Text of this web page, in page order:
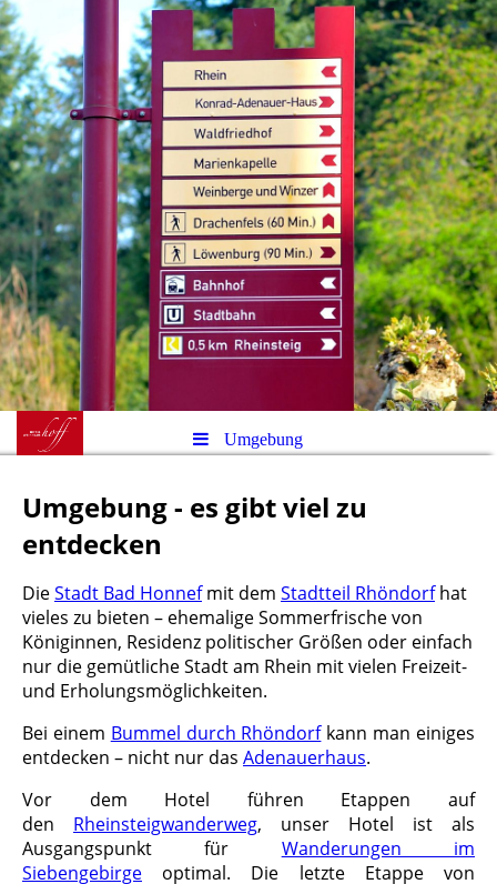
Umgebung
Umgebung - es gibt viel zu
entdecken
DieStadt Bad Honnefmit dem Stadtteil Rhöndorfhat
vieles zu bieten – ehemalige Sommerfrische von
Königinnen, Residenz politischer Größen oder einfach
nur die gemütliche Stadt am Rhein mit vielen Freizeit-
und Erholungsmöglichkeiten.
Bei einem Bummel durch Rhöndorfkann man einiges
entdecken – nicht nur das Adenauerhaus.
Vor dem Hotel führen Etappen auf
den Rheinsteigwanderweg, unser Hotel ist als
Ausgangspunkt für Wanderungen im
Siebengebirge optimal. Die letzte Etappe von